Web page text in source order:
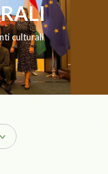
culturali